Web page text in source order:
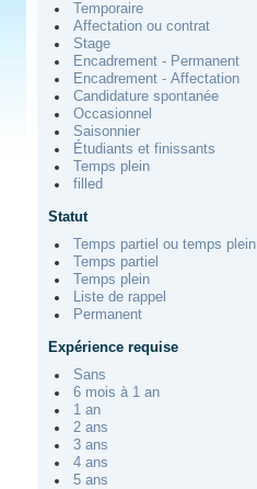
Temporaire
Affectation ou contrat
Stage
Encadrement - Permanent
Encadrement - Affectation
Candidature spontanée
Occasionnel
Saisonnier
Étudiants et finissants
Temps plein
filled
Statut
Temps partiel ou temps plein
Temps partiel
Temps plein
Liste de rappel
Permanent
Expérience requise
Sans
6 mois à 1 an
1 an
2 ans
3 ans
4 ans
5 ans